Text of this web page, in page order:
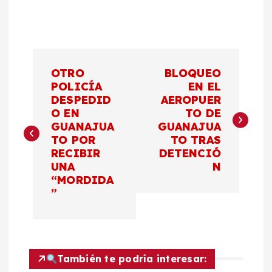
v
e
c
OTRO
POLICÍA
DESPEDID
O EN
GUANAJUA
TO POR
RECIBIR
UNA
“MORDIDA
”
BLOQUEO
EN EL
AEROPUER
TO DE
GUANAJUA
TO TRAS
DETENCIÓ
N
También te podría interesar: